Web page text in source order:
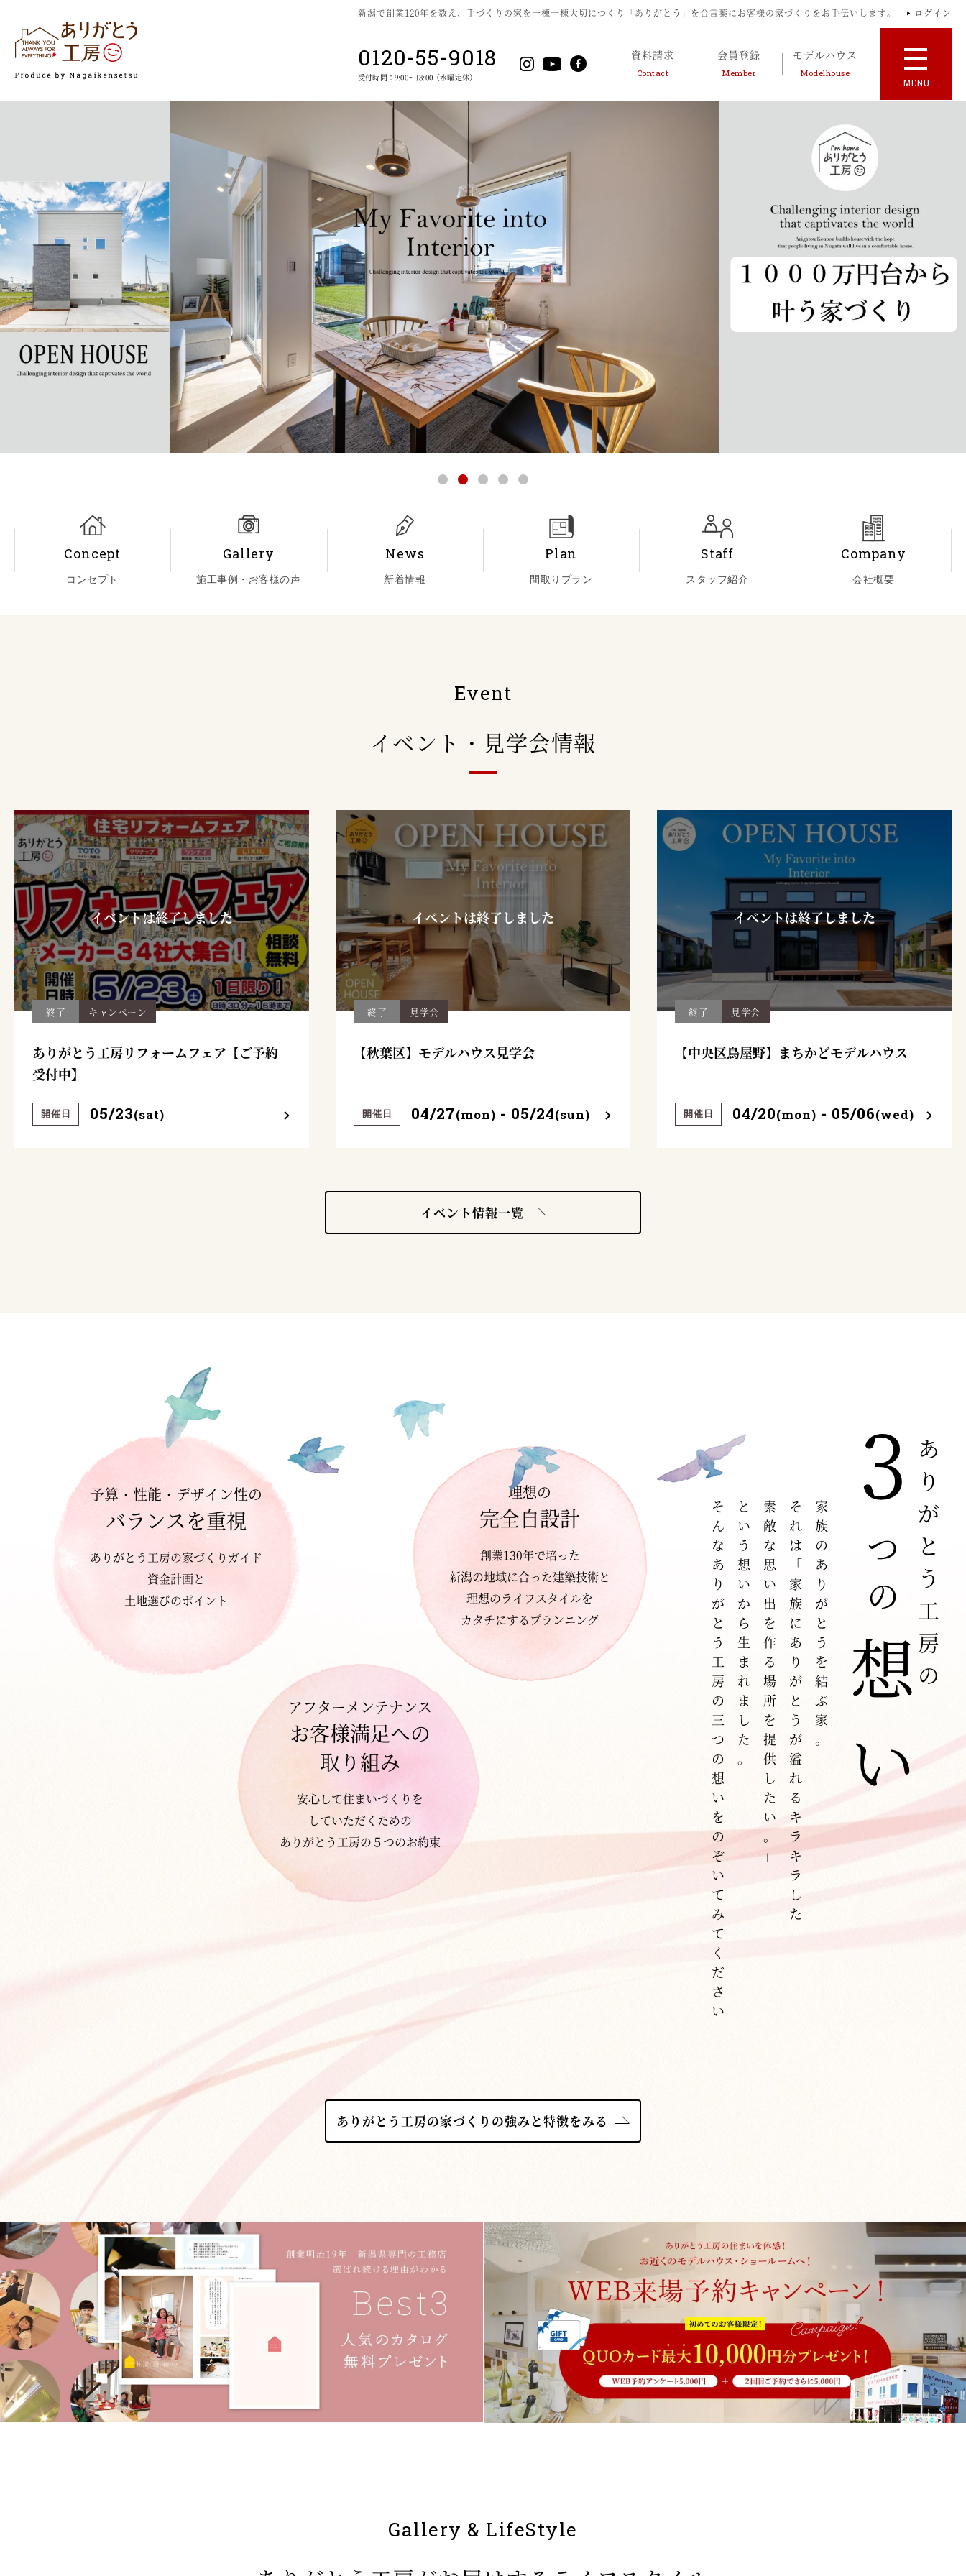
新潟で創業120年を数え、手づくりの家を一棟一棟大切につくり「ありがとう」を合言葉にお客様の家づくりをお手伝いします。 ログイン
0120-55-9018
受付時間：9:00～18:00 （水曜定休）
資料請求
Contact
会員登録
Member
モデルハウス
Modelhouse
MENU
Concept
コンセプト
Gallery
施工事例・お客様の声
News
新着情報
Plan
間取りプラン
Staff
スタッフ紹介
Company
会社概要
Event
イベント・見学会情報
イベントは終了しました
終了 キャンペーン
ありがとう工房リフォームフェア【ご予約
受付中】
開催日 05/23(sat)
イベントは終了しました
終了 見学会
【秋葉区】モデルハウス見学会
開催日 04/27(mon) - 05/24(sun)
イベントは終了しました
終了 見学会
【中央区鳥屋野】まちかどモデルハウス
開催日 04/20(mon) - 05/06(wed)
イベント情報一覧
ありがとう工房の
3
つの
想い
家族のありがとうを結ぶ家。
それは「家族にありがとうが溢れるキラキラした
素敵な思い出を作る場所を提供したい。」
という想いから生まれました。
そんなありがとう工房の三つの想いをのぞいてみてください
予算・性能・デザイン性の
バランスを重視
ありがとう工房の家づくりガイド
資金計画と
土地選びのポイント
アフターメンテナンス
お客様満足への
取り組み
安心して住まいづくりを
していただくための
ありがとう工房の５つのお約束
理想の
完全自設計
創業130年で培った
新潟の地域に合った建築技術と
理想のライフスタイルを
カタチにするプランニング
ありがとう工房の家づくりの強みと特徴をみる
Gallery & LifeStyle
イベント・見学会情報
施工実例・お客様の声
ありがとう工房の強みと特徴
理想の完全自由設計
予算、性能、デザイン性のバランスを重視
お客様満足への取り組み
ありがとう工房が提案するライフスタイル
間取りプラン
スタッフブログ
会社概要
お問い合せ・資料請求
サイトマップ
業者様専用 問い合わせ窓口はこちら